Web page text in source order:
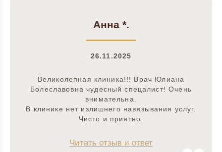
Анна *.
26.11.2025
Великолепная клиника!!! Врач Юлиана
Болеславовна чудесный спецалист! Очень
внимательна.
В клинике нет излишнего навязывания услуг.
Чисто и приятно.
Читать отзыв и ответ